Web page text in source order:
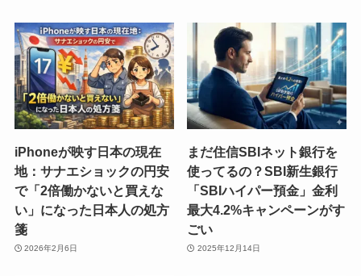
iPhoneが映す日本の現在
地：サナエショックの円安
で「2倍働かないと買えな
い」になった日本人の処方
箋
2026年2月6日
まだ住信SBIネット銀行を
使ってるの？SBI新生銀行
「SBIハイパー預金」金利
最大4.2%キャンペーンがす
ごい
2025年12月14日